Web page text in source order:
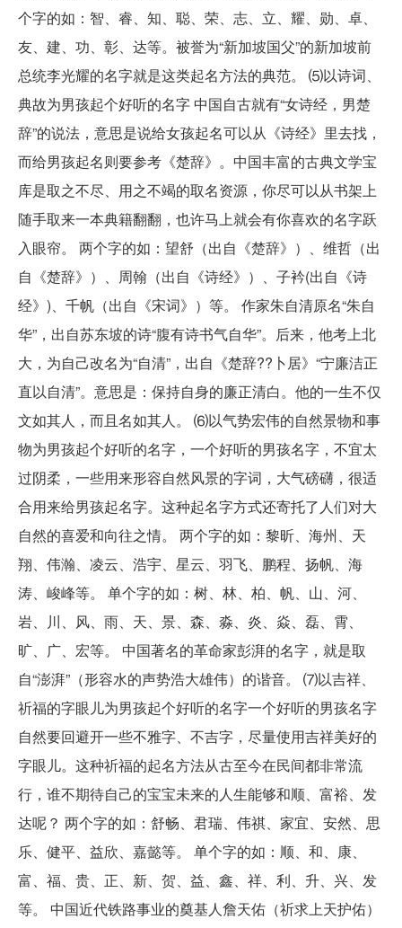
个字的如：智、睿、知、聪、荣、志、立、耀、勋、卓、
友、建、功、彰、达等。被誉为“新加坡国父”的新加坡前
总统李光耀的名字就是这类起名方法的典范。 ⑸以诗词、
典故为男孩起个好听的名字 中国自古就有“女诗经，男楚
辞”的说法，意思是说给女孩起名可以从《诗经》里去找，
而给男孩起名则要参考《楚辞》。中国丰富的古典文学宝
库是取之不尽、用之不竭的取名资源，你尽可以从书架上
随手取来一本典籍翻翻，也许马上就会有你喜欢的名字跃
入眼帘。 两个字的如：望舒（出自《楚辞》）、维哲（出
自《楚辞》）、周翰（出自《诗经》）、子衿(出自《诗
经》)、千帆（出自《宋词》）等。 作家朱自清原名“朱自
华”，出自苏东坡的诗“腹有诗书气自华”。后来，他考上北
大，为自己改名为“自清”，出自《楚辞??卜居》“宁廉洁正
直以自清”。意思是：保持自身的廉正清白。他的一生不仅
文如其人，而且名如其人。 ⑹以气势宏伟的自然景物和事
物为男孩起个好听的名字，一个好听的男孩名字，不宜太
过阴柔，一些用来形容自然风景的字词，大气磅礴，很适
合用来给男孩起名字。这种起名字方式还寄托了人们对大
自然的喜爱和向往之情。 两个字的如：黎昕、海州、天
翔、伟瀚、凌云、浩宇、星云、羽飞、鹏程、扬帆、海
涛、峻峰等。 单个字的如：树、林、柏、帆、山、河、
岩、川、风、雨、天、景、森、淼、炎、焱、磊、霄、
旷、广、宏等。 中国著名的革命家彭湃的名字，就是取
自“澎湃”（形容水的声势浩大雄伟）的谐音。 ⑺以吉祥、
祈福的字眼儿为男孩起个好听的名字一个好听的男孩名字
自然要回避开一些不雅字、不吉字，尽量使用吉祥美好的
字眼儿。这种祈福的起名方法从古至今在民间都非常流
行，谁不期待自己的宝宝未来的人生能够和顺、富裕、发
达呢？ 两个字的如：舒畅、君瑞、伟祺、家宜、安然、思
乐、健平、益欣、嘉懿等。 单个字的如：顺、和、康、
富、福、贵、正、新、贺、益、鑫、祥、利、升、兴、发
等。 中国近代铁路事业的奠基人詹天佑（祈求上天护佑）